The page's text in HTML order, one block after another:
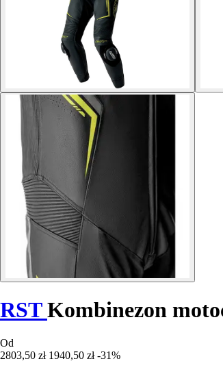
RSTKombinezon
Od
2803,50 zł 1940,50 zł -31%